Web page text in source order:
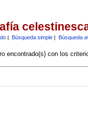
| Búsqueda simple| Búsqueda
encontrado(s) con los